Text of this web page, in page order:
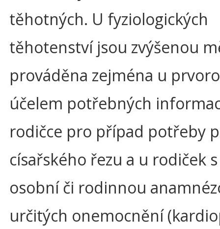
těhotných. U fyziologických
těhotenství jsou zvýšenou
prováděna zejména u
účelem potřebných
rodičce pro případ potřeby
císařského řezu a u rodiček
osobní či rodinnou
určitých onemocnění